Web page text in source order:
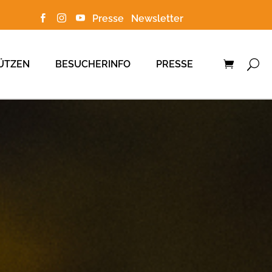
   Presse Newsletter
BESUCHERINFO PRESSE